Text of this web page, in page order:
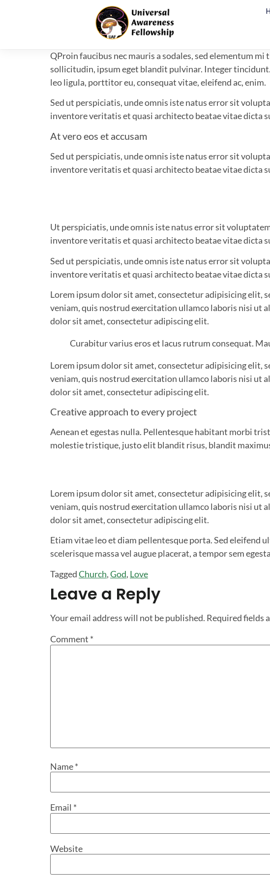
QProin faucibus nec mauris a sodales, sed elementum mi
sollicitudin, ipsum eget blandit pulvinar. Integer
leo ligula, porttitor eu, consequat vitae, eleifend ac, enim.
Sed ut perspiciatis, unde omnis iste natus error sit
inventore veritatis et quasi architecto beatae vitae dicta
At vero eos et accusam
Sed ut perspiciatis, unde omnis iste natus error sit
inventore veritatis et quasi architecto beatae vitae dicta
Ut perspiciatis, unde omnis iste natus error sit
inventore veritatis et quasi architecto beatae vitae dicta
Sed ut perspiciatis, unde omnis iste natus error sit
inventore veritatis et quasi architecto beatae vitae dicta
Lorem ipsum dolor sit amet, consectetur adipisicing elit,
veniam, quis nostrud exercitation ullamco laboris nisi ut
dolor sit amet, consectetur adipiscing elit.
Curabitur varius eros et lacus rutrum consequat.
Lorem ipsum dolor sit amet, consectetur adipisicing elit,
veniam, quis nostrud exercitation ullamco laboris nisi ut
dolor sit amet, consectetur adipiscing elit.
Creative approach to every project
Aenean et egestas nulla. Pellentesque habitant morbi
molestie tristique, justo elit blandit risus, blandit
Lorem ipsum dolor sit amet, consectetur adipisicing elit,
veniam, quis nostrud exercitation ullamco laboris nisi ut
dolor sit amet, consectetur adipiscing elit.
Etiam vitae leo et diam pellentesque porta. Sed eleifend
scelerisque massa vel augue placerat, a tempor sem
TaggedChurch,God, Love
Leave a Reply
Your email address will not be published. Required fields
Comment *
Name*
Email *
Website